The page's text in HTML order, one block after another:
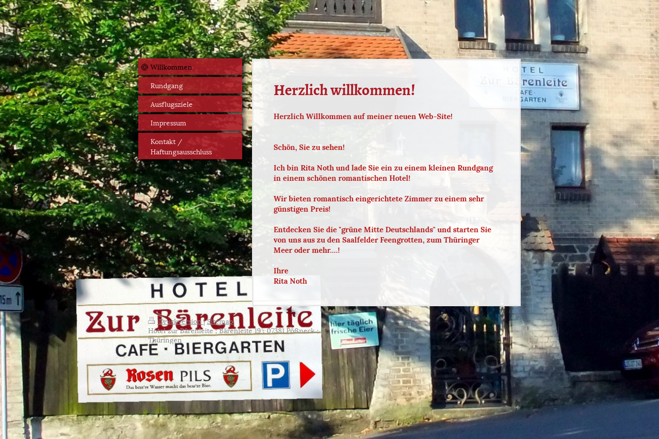
Willkommen
Rundgang
Ausflugsziele
Impressum
Kontakt /
Haftungsausschluss
Herzlich willkommen!
Herzlich Willkommen auf meiner neuen Web-Site!
Schön, Sie zu sehen!
Ich bin Rita Noth und lade Sie ein zu einem kleinen Rundgang
in einem schönen romantischen Hotel!
Wir bieten romantisch eingerichtete Zimmer zu einem sehr
günstigen Preis!
Entdecken Sie die "grüne Mitte Deutschlands" und starten Sie
von uns aus zu den Saalfelder Feengrotten, zum Thüringer
Meer oder mehr....!
Ihre
Rita Noth
Druckversion|Sitemap
Hotel zur Bärenleite ; Bärenleite 19 ; 07381 Pößneck ;
Thüringen